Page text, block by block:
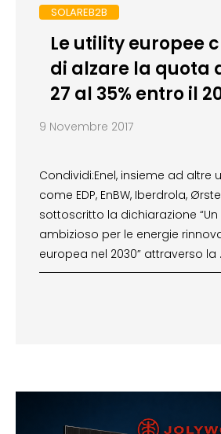
SOLAREB2B
Le utility europee
di alzare la quota
27 al 35% entro il
9 Novembre 2017
Condividi:Enel, insieme ad altre
come EDP, EnBW, Iberdrola,
sottoscritto la dichiarazione
ambizioso per le energie
europea nel 2030” attraverso la